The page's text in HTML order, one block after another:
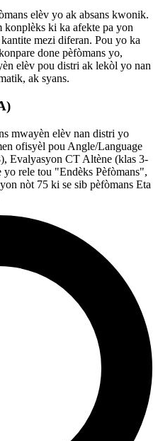
elèv yo ak absans kwonik.
konplèks ki ka afekte pa yon
mezi diferan. Pou yo ka
done pèfòmans yo,
elèv pou distri ak lekòl yo nan
ak syans.
mwayèn elèv nan distri yo
ofisyèl pou Angle/Language
Evalyasyon CT Altène (klas 3-
rele tou "Endèks Pèfòmans",
nòt 75 ki se sib pèfòmans Eta